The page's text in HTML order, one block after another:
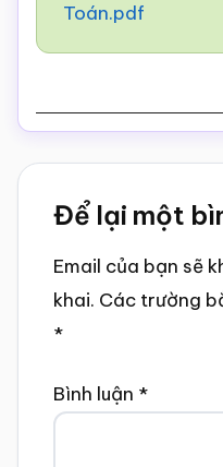
Toán.pdf
Reader
Interactions
Để lại một
Email của bạn sẽ
khai. Các trường
*
Bình luận *